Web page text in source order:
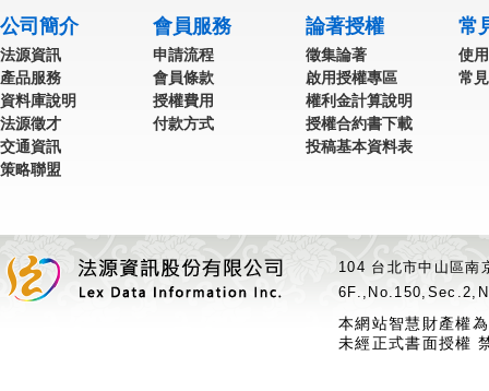
公司簡介
法源資訊
產品服務
資料庫說明
法源徵才
交通資訊
策略聯盟
會員服務
申請流程
會員條款
授權費用
付款方式
論著授權
徵集論著
啟用授權專區
權利金計算說明
授權合約書下載
投稿基本資料表
常
使
常
104 台北市中山區
本網站智慧財產權
未經正式書面授權